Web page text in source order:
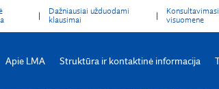
Dažniausiai užduodami
klausimai
visuomene
Apie LMA Struktūra ir kontaktinė informacija